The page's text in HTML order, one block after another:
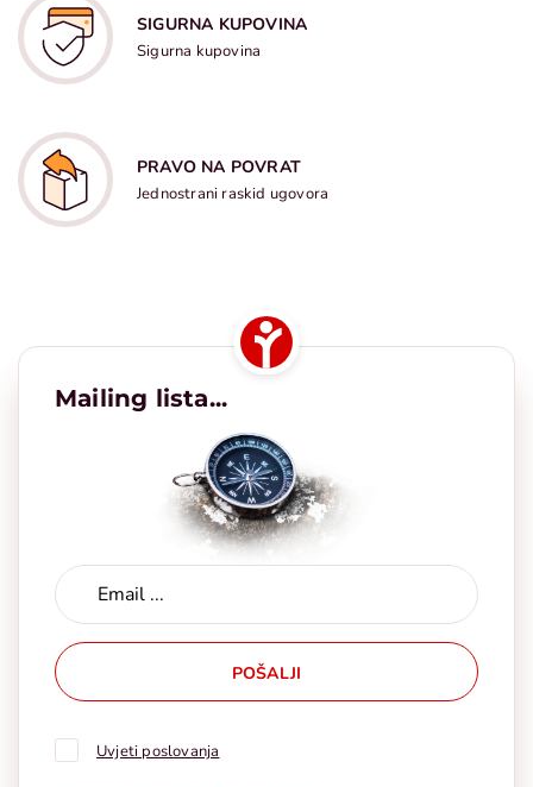
SIGURNA KUPOVINA
Sigurna kupovina
PRAVO NA POVRAT
Jednostrani raskid ugovora
Mailing lista...
POŠALJI
Uvjeti poslovanja